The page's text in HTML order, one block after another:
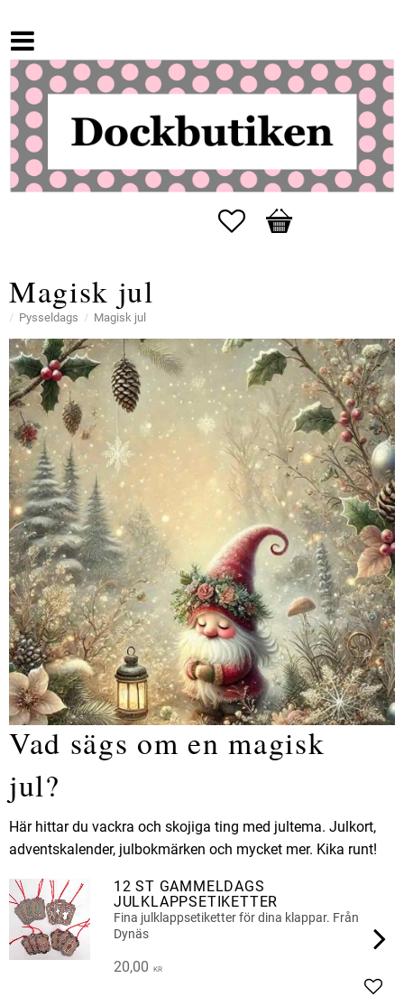
Favoriter
Kundvagn
Magisk jul
Pysseldags Magisk jul
Vad sägs om en magisk
jul?
Här hittar du vackra och skojiga ting med jultema. Julkort,
adventskalender, julbokmärken och mycket mer. Kika runt!
12 ST GAMMELDAGS
JULKLAPPSETIKETTER
Fina julklappsetiketter för dina klappar. Från
Dynäs
20,00 KR